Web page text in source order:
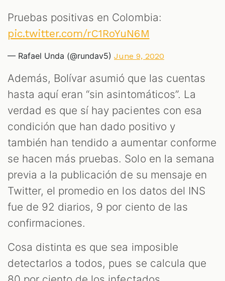
Pruebas positivas en Colombia:
pic.twitter.com/rC1RoYuN6M
— Rafael Unda (@rundav5) June 9, 2020
Además, Bolívar asumió que las cuentas
hasta aquí eran “sin asintomáticos”. La
verdad es que sí hay pacientes con esa
condición que han dado positivo y
también han tendido a aumentar conforme
se hacen más pruebas. Solo en la semana
previa a la publicación de su mensaje en
Twitter, el promedio en los datos del INS
fue de 92 diarios, 9 por ciento de las
confirmaciones.
Cosa distinta es que sea imposible
detectarlos a todos, pues se calcula que